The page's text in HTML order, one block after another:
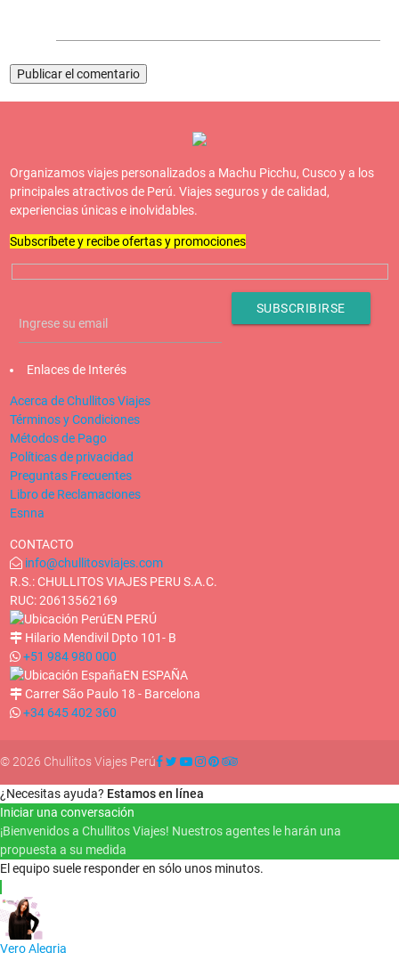
Organizamos viajes personalizados a Machu Picchu, Cusco y a los
principales atractivos de Perú. Viajes seguros y de calidad,
experiencias únicas e inolvidables.
Subscríbete y recibe ofertas y promociones
Enlaces de Interés
Acerca de Chullitos Viajes
Términos y Condiciones
Métodos de Pago
Políticas de privacidad
Preguntas Frecuentes
Libro de Reclamaciones
Esnna
CONTACTO
info@chullitosviajes.com
R.S.: CHULLITOS VIAJES PERU S.A.C.
RUC: 20613562169
EN PERÚ
Hilario Mendivil Dpto 101- B
+51 984 980 000
EN ESPAÑA
Carrer São Paulo 18 - Barcelona
+34 645 402 360
© 2026 Chullitos Viajes Perú
¿Necesitas ayuda? Estamos en línea
Iniciar una conversación
¡Bienvenidos a Chullitos Viajes! Nuestros agentes le harán una
propuesta a su medida
El equipo suele responder en sólo unos minutos.
Vero Alegria